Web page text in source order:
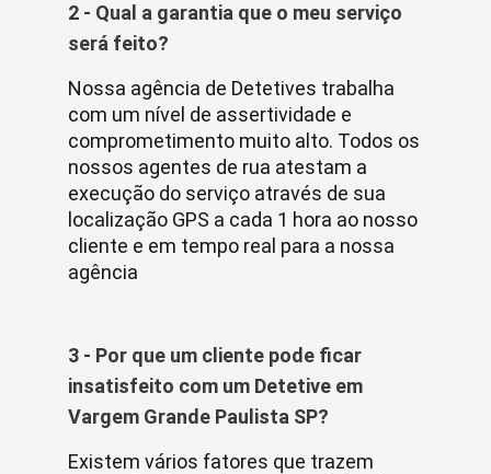
2 - Qual a garantia que o meu serviço
será feito?
Nossa agência de Detetives trabalha
com um nível de assertividade e
comprometimento muito alto. Todos os
nossos agentes de rua atestam a
execução do serviço através de sua
localização GPS a cada 1 hora ao nosso
cliente e em tempo real para a nossa
agência
3 - Por que um cliente pode ficar
insatisfeito com um Detetive em
Vargem Grande Paulista SP?
Existem vários fatores que trazem